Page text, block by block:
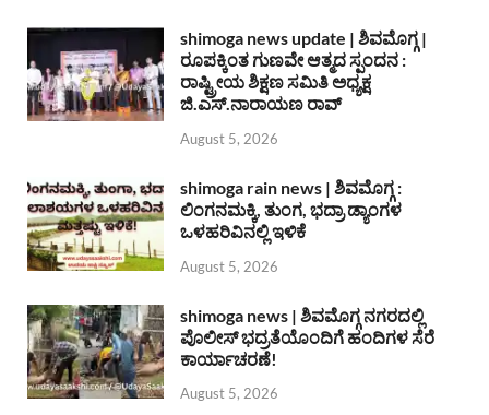
shimoga news update | ಶಿವಮೊಗ್ಗ |
ರೂಪಕ್ಕಿಂತ ಗುಣವೇ ಆತ್ಮದ ಸ್ಪಂದನ :
ರಾಷ್ಟ್ರೀಯ ಶಿಕ್ಷಣ ಸಮಿತಿ ಅಧ್ಯಕ್ಷ
ಜಿ.ಎಸ್.ನಾರಾಯಣ ರಾವ್
August 5, 2026
shimoga rain news | ಶಿವಮೊಗ್ಗ :
ಲಿಂಗನಮಕ್ಕಿ, ತುಂಗ, ಭದ್ರಾ ಡ್ಯಾಂಗಳ
ಒಳಹರಿವಿನಲ್ಲಿ ಇಳಿಕೆ
August 5, 2026
shimoga news | ಶಿವಮೊಗ್ಗ ನಗರದಲ್ಲಿ
ಪೊಲೀಸ್ ಭದ್ರತೆಯೊಂದಿಗೆ ಹಂದಿಗಳ ಸೆರೆ
ಕಾರ್ಯಾಚರಣೆ!
August 5, 2026